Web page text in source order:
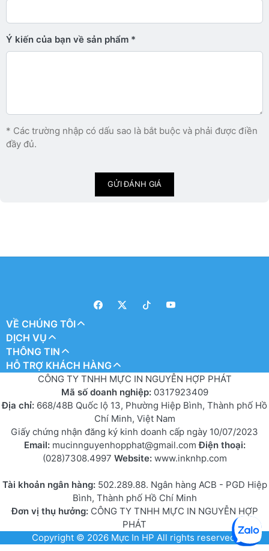
Ý kiến ​​của bạn về sản phẩm
* Các trường nhập có dấu sao là bắt buộc và phải được điền
đầy đủ.
GỬI ĐÁNH GIÁ
VỀ CHÚNG TÔI
DỊCH VỤ
THÔNG TIN
HỖ TRỢ KHÁCH HÀNG
CÔNG TY TNHH MỰC IN NGUYỄN HỢP PHÁT
Mã số doanh nghiệp: 0317923409
Địa chỉ: 668/48B Quốc lộ 13, Phường Hiệp Bình, Thành phố Hồ
Chí Minh, Việt Nam
Giấy chứng nhận đăng ký kinh doanh cấp ngày 10/07/2023
Email: mucinnguyenhopphat@gmail.comĐiện thoại:
(028)7308.4997 Website: www.inknhp.com
Tài khoản ngân hàng: 502.289.88. Ngân hàng ACB - PGD Hiệp
Bình, Thành phố Hồ Chí Minh
Đơn vị thụ hưởng:CÔNG TY TNHH MỰC IN NGUYỄN HỢP
PHÁT
Copyright © 2026 Mực In HP All rights reserved.